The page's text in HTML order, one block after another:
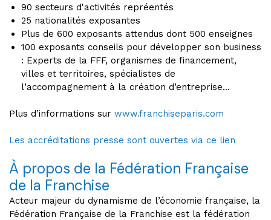
90 secteurs d'activités repréentés
25 nationalités exposantes
Plus de 600 exposants attendus dont 500 enseignes
100 exposants conseils pour développer son business
: Experts de la FFF, organismes de financement,
villes et territoires, spécialistes de
l’accompagnement à la création d’entreprise...
Plus d’informations sur www.franchiseparis.com
Les accréditations presse sont ouvertes via ce lien
À propos de la Fédération Française
de la Franchise
Acteur majeur du dynamisme de l’économie française, la
Fédération Française de la Franchise est la fédération